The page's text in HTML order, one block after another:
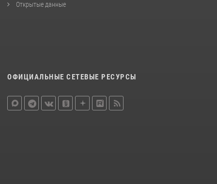
Открытые данные
ОФИЦИАЛЬНЫЕ СЕТЕВЫЕ РЕСУРСЫ